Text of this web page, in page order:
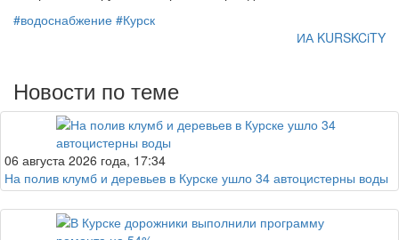
#водоснабжение #Курск
ИА KURSKCiTY
Новости по теме
06 августа 2026 года, 17:34
На полив клумб и деревьев в Курске ушло 34 автоцистерны воды